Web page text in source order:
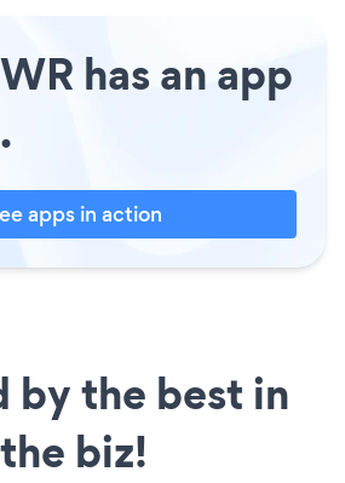
has an app
apps in action
by the best in
the biz!